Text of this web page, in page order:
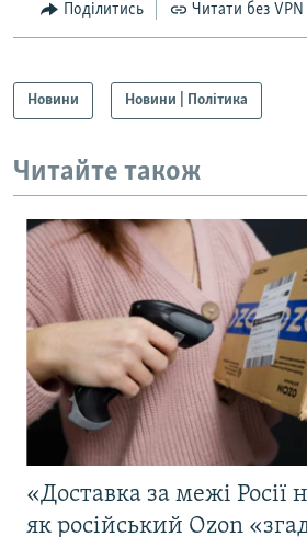
Поділитись Читати без VPN
Новини Новини | Політика
Читайте також
«Доставка за межі Росії
як російський Ozon